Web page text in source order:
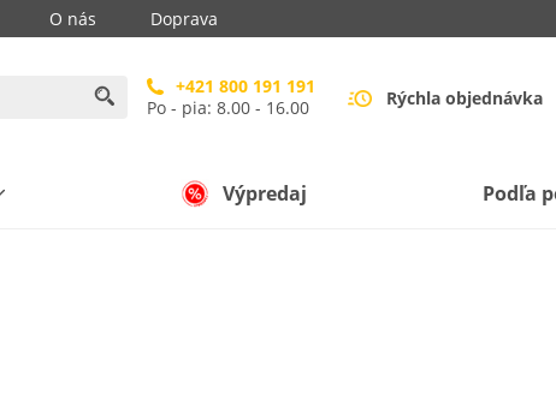
O nás Doprava
+421 800 191 191
Po - pia: 8.00 - 16.00
Rýchla objednávka
Výpredaj Podľa